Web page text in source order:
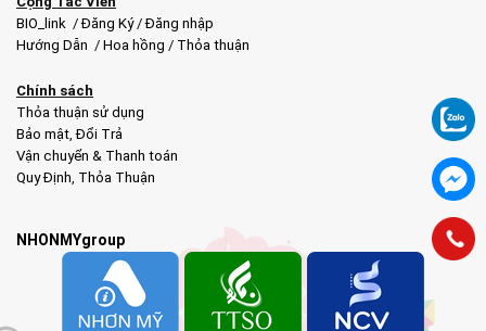
BIO_link /Đăng Ký/Đăng nhập
Hướng Dẫn / Hoa hồng / Thỏa thuận
Chính sách
Thỏa thuận sử dụng
Bảo mật,Đổi Trả
Vận chuyển & Thanh toán
Quy Định, Thỏa Thuận
NHONMYgroup